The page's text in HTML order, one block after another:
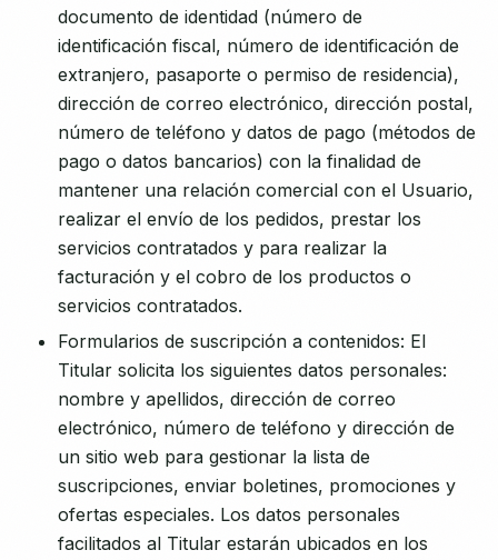
documento de identidad (número de
identificación fiscal, número de identificación de
extranjero, pasaporte o permiso de residencia),
dirección de correo electrónico, dirección postal,
número de teléfono y datos de pago (métodos de
pago o datos bancarios) con la finalidad de
mantener una relación comercial con el Usuario,
realizar el envío de los pedidos, prestar los
servicios contratados y para realizar la
facturación y el cobro de los productos o
servicios contratados.
Formularios de suscripción a contenidos: El
Titular solicita los siguientes datos personales:
nombre y apellidos, dirección de correo
electrónico, número de teléfono y dirección de
un sitio web para gestionar la lista de
suscripciones, enviar boletines, promociones y
ofertas especiales. Los datos personales
facilitados al Titular estarán ubicados en los